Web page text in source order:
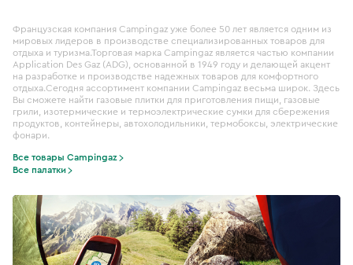
Французская компания Campingaz уже более 50 лет является одним из
мировых лидеров в производстве специализированных товаров для
отдыха и туризма.Торговая марка Campingaz является частью компании
Application Des Gaz (ADG), основанной в 1949 году и делающей акцент
на разработке и производстве надежных товаров для комфортного
отдыха.Сегодня ассортимент компании Campingaz весьма широк. Здесь
Вы сможете найти газовые плитки для приготовления пищи, газовые
грили, изотермические и термоэлектрические сумки для сбережения
продуктов, контейнеры, автохолодильники, термобоксы, электрические
фонари.
Все товары Campingaz
Все палатки